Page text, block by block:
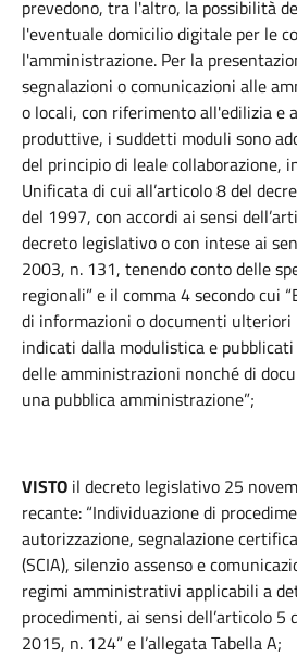
prevedono, tra l'altro, la possibilità
l'eventuale domicilio digitale per le
l'amministrazione. Per la
segnalazioni o comunicazioni alle
o locali, con riferimento all'edilizia e
produttive, i suddetti moduli sono
del principio di leale collaborazione,
Unificata di cui all’articolo 8 del
del 1997, con accordi ai sensi
decreto legislativo o con intese ai
2003, n. 131, tenendo conto delle
regionali” e il comma 4 secondo cui
di informazioni o documenti
indicati dalla modulistica e
delle amministrazioni nonché di
una pubblica amministrazione”;
VISTO il decreto legislativo 25
recante: “Individuazione di
autorizzazione, segnalazione
(SCIA), silenzio assenso e
regimi amministrativi applicabili a
procedimenti, ai sensi dell’articolo 5
2015, n. 124” e l’allegata Tabella A;